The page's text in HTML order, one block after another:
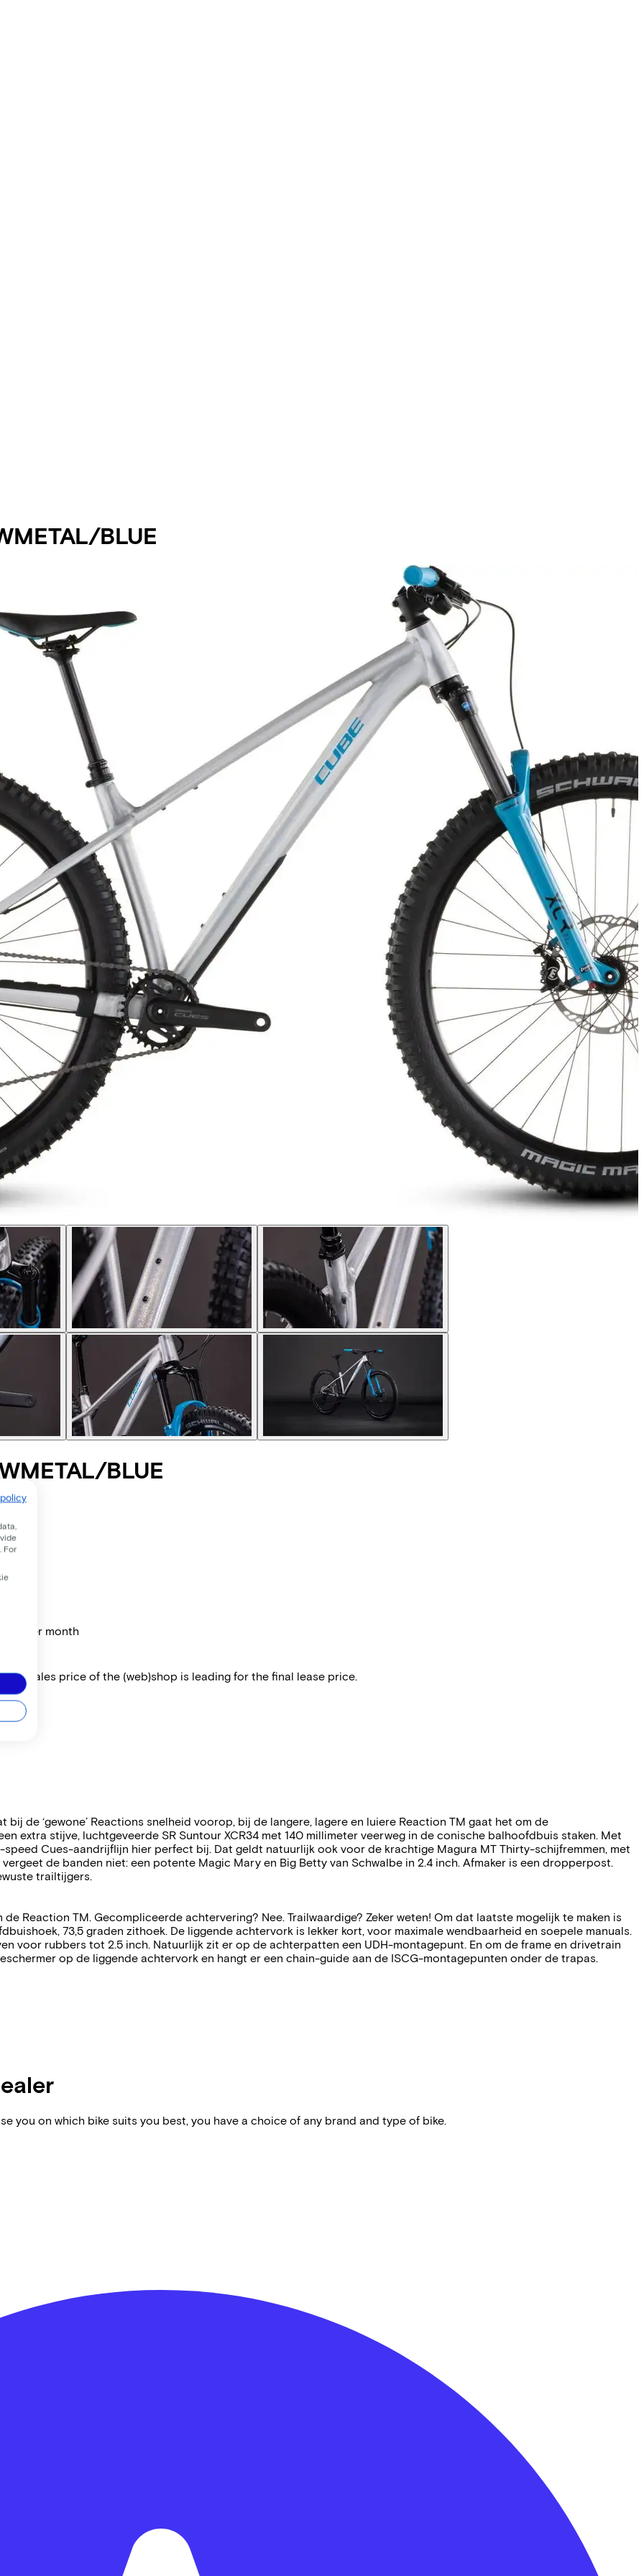
BLUE
BLUE
per month
sales price of the (web)shop is leading for the final lease price.
de ‘gewone’ Reactions snelheid voorop, bij de langere, lagere en luiere Reaction TM gaat het om de
extra stijve, luchtgeveerde SR Suntour XCR34 met 140 millimeter veerweg in de conische balhoofdbuis staken. Met
speed Cues-aandrijflijn hier perfect bij. Dat geldt natuurlijk ook voor de krachtige Magura MT Thirty-schijfremmen, met
de banden niet: een potente Magic Mary en Big Betty van Schwalbe in 2.4 inch. Afmaker is een dropperpost.
trailtijgers.
Reaction TM. Gecompliceerde achtervering? Nee. Trailwaardige? Zeker weten! Om dat laatste mogelijk te maken is
73,5 graden zithoek. De liggende achtervork is lekker kort, voor maximale wendbaarheid en soepele manuals.
voor rubbers tot 2.5 inch. Natuurlijk zit er op de achterpatten een UDH-montagepunt. En om de frame en drivetrain
op de liggende achtervork en hangt er een chain-guide aan de ISCG-montagepunten onder de trapas.
you on which bike suits you best, you have a choice of any brand and type of bike.
. For